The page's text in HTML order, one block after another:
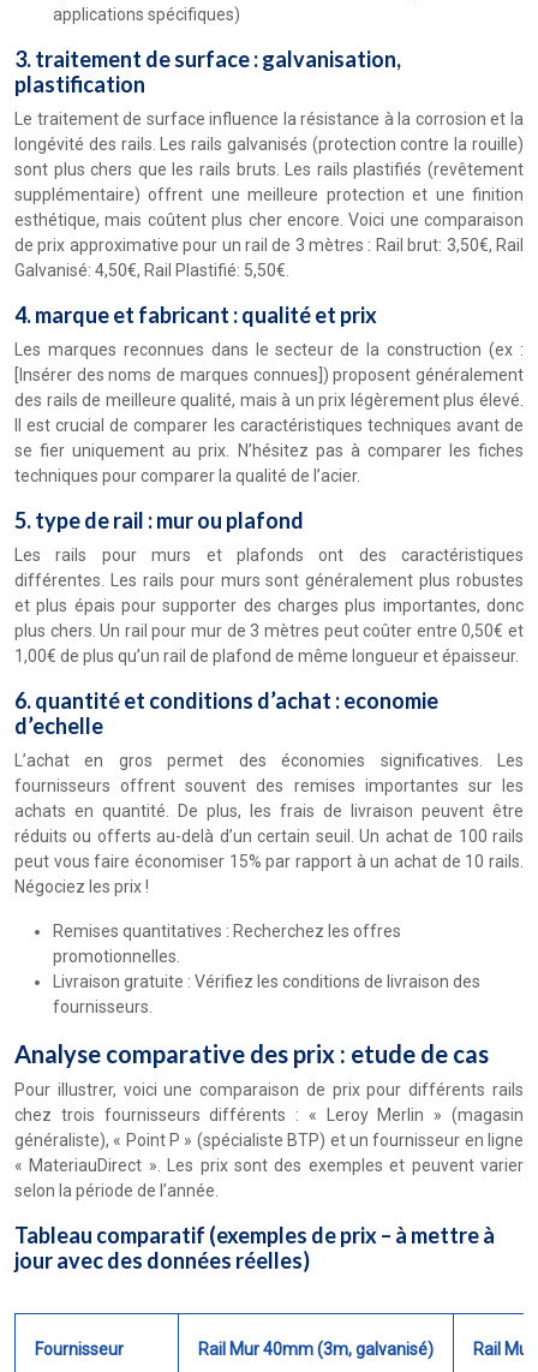
applications spécifiques)
3. traitement de surface : galvanisation,
plastification
Le traitement de surface influence la résistance à la corrosion et la
longévité des rails. Les rails galvanisés (protection contre la rouille)
sont plus chers que les rails bruts. Les rails plastifiés (revêtement
supplémentaire) offrent une meilleure protection et une finition
esthétique, mais coûtent plus cher encore. Voici une comparaison
de prix approximative pour un rail de 3 mètres : Rail brut: 3,50€, Rail
Galvanisé: 4,50€, Rail Plastifié: 5,50€.
4. marque et fabricant : qualité et prix
Les marques reconnues dans le secteur de la construction (ex :
[Insérer des noms de marques connues]) proposent généralement
des rails de meilleure qualité, mais à un prix légèrement plus élevé.
Il est crucial de comparer les caractéristiques techniques avant de
se fier uniquement au prix. N’hésitez pas à comparer les fiches
techniques pour comparer la qualité de l’acier.
5. type de rail : mur ou plafond
Les rails pour murs et plafonds ont des caractéristiques
différentes. Les rails pour murs sont généralement plus robustes
et plus épais pour supporter des charges plus importantes, donc
plus chers. Un rail pour mur de 3 mètres peut coûter entre 0,50€ et
1,00€ de plus qu’un rail de plafond de même longueur et épaisseur.
6. quantité et conditions d’achat : economie
d’echelle
L’achat en gros permet des économies significatives. Les
fournisseurs offrent souvent des remises importantes sur les
achats en quantité. De plus, les frais de livraison peuvent être
réduits ou offerts au-delà d’un certain seuil. Un achat de 100 rails
peut vous faire économiser 15% par rapport à un achat de 10 rails.
Négociez les prix !
Remises quantitatives : Recherchez les offres
promotionnelles.
Livraison gratuite : Vérifiez les conditions de livraison des
fournisseurs.
Analyse comparative des prix : etude de cas
Pour illustrer, voici une comparaison de prix pour différents rails
chez trois fournisseurs différents : « Leroy Merlin » (magasin
généraliste), « Point P » (spécialiste BTP) et un fournisseur en ligne
« MateriauDirect ». Les prix sont des exemples et peuvent varier
selon la période de l’année.
Tableau comparatif (exemples de prix – à mettre à
jour avec des données réelles)
Fournisseur Rail Mur 40mm (3m, galvanisé) Rail